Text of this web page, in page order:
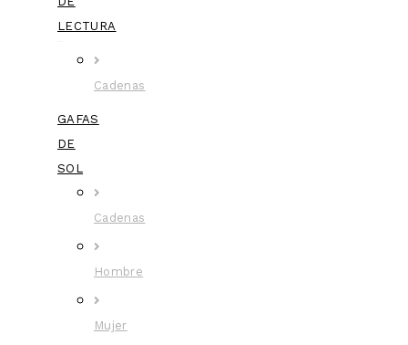
LECTURA
Cadenas
GAFAS
DE
SOL
Cadenas
Hombre
Mujer